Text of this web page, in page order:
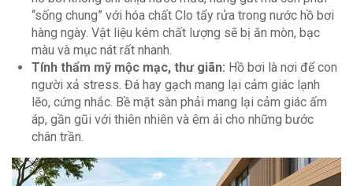
“sống chung” với hóa chất Clo tẩy rửa trong nước hồ bơi
hàng ngày. Vật liệu kém chất lượng sẽ bị ăn mòn, bạc
màu và mục nát rất nhanh.
Tính thẩm mỹ mộc mạc, thư giãn: Hồ bơi là nơi để con
người xả stress. Đá hay gạch mang lại cảm giác lạnh
lẽo, cứng nhắc. Bề mặt sàn phải mang lại cảm giác ấm
áp, gần gũi với thiên nhiên và êm ái cho những bước
chân trần.